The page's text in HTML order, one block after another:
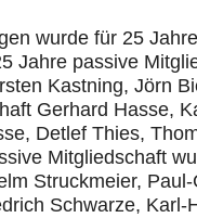
wurde für 25
Jahre passive
Kastning, Jörn
Gerhard Hasse,
Detlef Thies,
Mitgliedschaft
Struckmeier,
Schwarze, Karl-